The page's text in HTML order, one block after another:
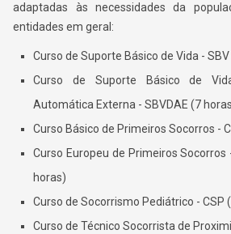
adaptadas às necessidades da
entidades em geral:
Curso de Suporte Básico de Vida -
Curso de Suporte Básico de
Automática Externa - SBVDAE (7
Curso Básico de Primeiros Socorros -
Curso Europeu de Primeiros Socorros
horas)
Curso de Socorrismo Pediátrico - CSP
Curso de Técnico Socorrista de